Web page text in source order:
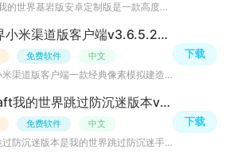
Minecraft我的世界基岩版安卓定制版是一款高度自由和创造性的沙盒游戏，玩家可以探索各种不同的地形、制作物
我的世界小米渠道版客户端v3.6.5.281774安卓版
免费软件 中文
我的世界小米渠道版客户端一款经典像素模拟建造游戏，在这里发挥你的想象力，创造自己的世界，超开放的大地
下载
Minecraft我的世界跳过防沉迷版本v1.21.131.1国际版
免费软件 中文
我的世界跳过防沉迷版本是我的世界跳过防沉迷手机版本，该版本为最新国际测试版，无需实名制即可畅玩游戏，
下载